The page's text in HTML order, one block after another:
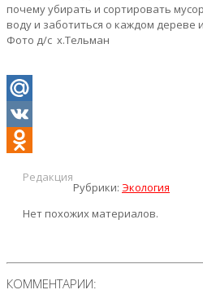
почему убирать и сортировать
воду и заботиться о каждом дереве
Фото д/с х.Тельман
Mail.Ru
VK
Редакция
Рубрики: Экология
Нет похожих материалов.
КОММЕНТАРИИ: